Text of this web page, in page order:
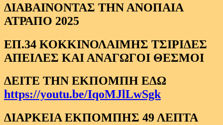
ΔΙΑΒΑΙΝΟΝΤΑΣ ΤΗΝ ΑΝΟΠΑΙΑ
ΑΤΡΑΠΟ 2025
ΕΠ.34 ΚΟΚΚΙΝΟΛΑΙΜΗΣ ΤΣΙΡΙΔΕΣ
ΑΠΕΙΛΕΣ ΚΑΙ ΑΝΑΓΩΓΟΙ ΘΕΣΜΟΙ
ΔΕΙΤΕ ΤΗΝ ΕΚΠΟΜΠΗ ΕΔΩ
https://youtu.be/IqoMJlLwSgk
ΔΙΑΡΚΕΙΑ ΕΚΠΟΜΠΗΣ 49 ΛΕΠΤΑ